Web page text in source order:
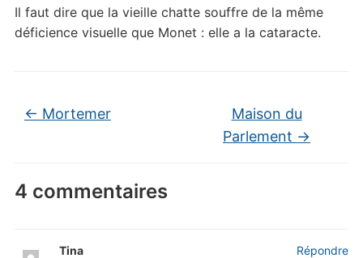
Il faut dire que la vieille chatte souffre de la même
déficience visuelle que Monet : elle a la cataracte.
← Mortemer
Maison du
Parlement →
4 commentaires
Tina
Répondre